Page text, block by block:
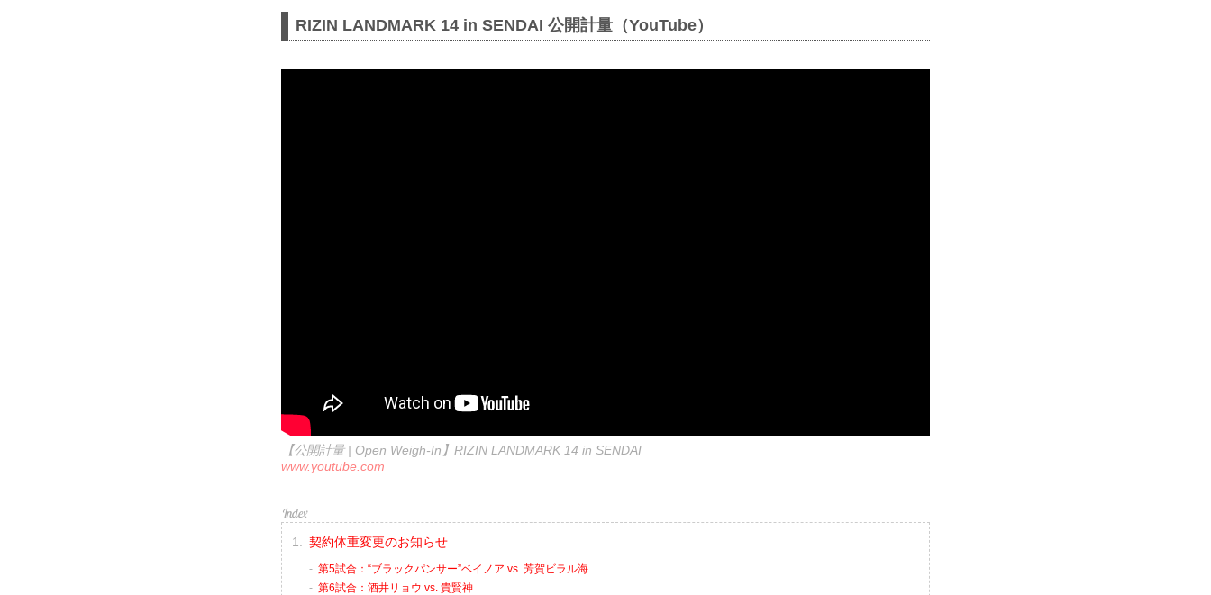
RIZIN LANDMARK 14 in SENDAI 公開計量（YouTube）
【公開計量 | Open Weigh-In】RIZIN LANDMARK 14 in SENDAI
www.youtube.com
契約体重変更のお知らせ
第5試合：“ブラックパンサー”ベイノア vs. 芳賀ビラル海
第6試合：酒井リョウ vs. 貴賢神